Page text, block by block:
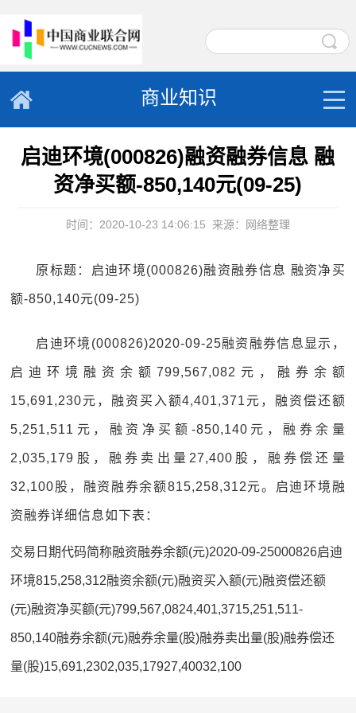
商业知识
启迪环境(000826)融资融券信息 融
资净买额-850,140元(09-25)
时间：2020-10-23 14:06:15 来源：网络整理
原标题：启迪环境(000826)融资融券信息 融资净买
额-850,140元(09-25)
启迪环境(000826)2020-09-25融资融券信息显示，
启迪环境融资余额799,567,082元，融券余额
15,691,230元，融资买入额4,401,371元，融资偿还额
5,251,511元，融资净买额-850,140元，融券余量
2,035,179股，融券卖出量27,400股，融券偿还量
32,100股，融资融券余额815,258,312元。启迪环境融
资融券详细信息如下表：
交易日期代码简称融资融券余额(元)2020-09-25000826启迪
环境815,258,312融资余额(元)融资买入额(元)融资偿还额
(元)融资净买额(元)799,567,0824,401,3715,251,511-
850,140融券余额(元)融券余量(股)融券卖出量(股)融券偿还
量(股)15,691,2302,035,17927,40032,100